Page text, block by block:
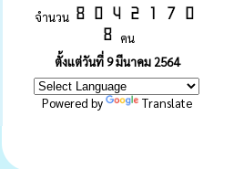
จำนวน
คน
ตั้งแต่วันที่ 9 มีนาคม 2564
Powered by Translate